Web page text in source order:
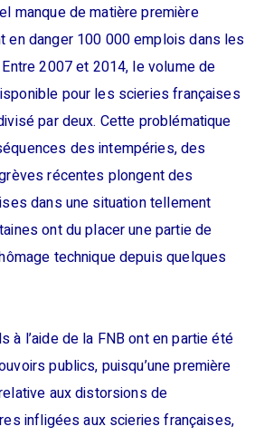
manque de matière première
en danger 100 000 emplois dans les
2007 et 2014, le volume de
pour les scieries françaises
par deux. Cette problématique
des intempéries, des
récentes plongent des
dans une situation tellement
ont du placer une partie de
technique depuis quelques
à l’aide de la FNB ont en partie été
publics, puisqu’une première
aux distorsions de
infligées aux scieries françaises,